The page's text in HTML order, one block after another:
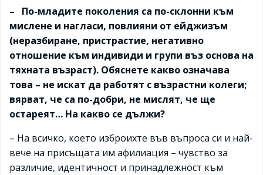
– По-младите поколения са по-склонни към
мислене и нагласи, повлияни от ейджизъм
(неразбиране, пристрастие, негативно
отношение към индивиди и групи въз основа на
тяхната възраст). Обяснете какво означава
това – не искат да работят с възрастни колеги;
вярват, че са по-добри, не мислят, че ще
остареят… На какво се дължи?
– На всичко, което изброихте във въпроса си и най-
вече на присъщата им афилиация – чувство за
различие, идентичност и принадлежност към